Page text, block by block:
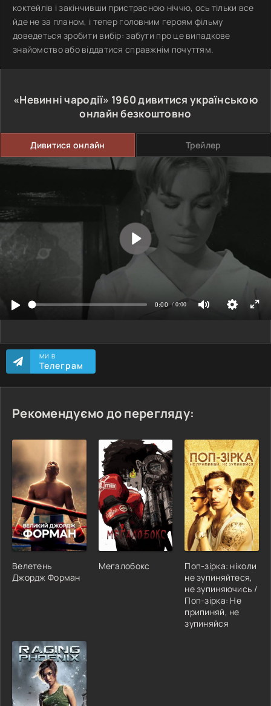
коктейлів і закінчивши пристрасною ніччю, ось тільки все
йде не за планом, і тепер головним героям фільму
доведеться зробити вибір: забути про це випадкове
знайомство або віддатися справжнім почуттям.
«Невинні чародії» 1960дивитися українською
онлайн безкоштовно
Дивитися онлайн Трейлер
МИ В
Телеграм
Рекомендуємо до перегляду:
Велетень
Джордж Форман
Меґалобокс
Поп-зірка: ніколи
не зупиняйтеся,
не зупиняючись /
Поп-зірка: Не
припиняй, не
зупиняйся